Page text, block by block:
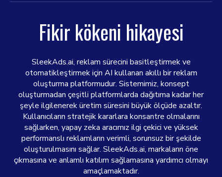
Fikir kökeni hikayesi
SleekAds.ai, reklam sürecini basitleştirmek ve
otomatikleştirmek için AI kullanan akıllı bir reklam
oluşturma platformudur. Sistemimiz, konsept
oluşturmadan çeşitli platformlarda dağıtıma kadar her
şeyle ilgilenerek üretim süresini büyük ölçüde azaltır.
Kullanıcıların stratejik kararlara konsantre olmalarını
sağlarken, yapay zeka aracımız ilgi çekici ve yüksek
performanslı reklamların verimli, sorunsuz bir şekilde
oluşturulmasını sağlar. SleekAds.ai, markaların öne
çıkmasına ve anlamlı katılım sağlamasına yardımcı olmayı
amaçlamaktadır.